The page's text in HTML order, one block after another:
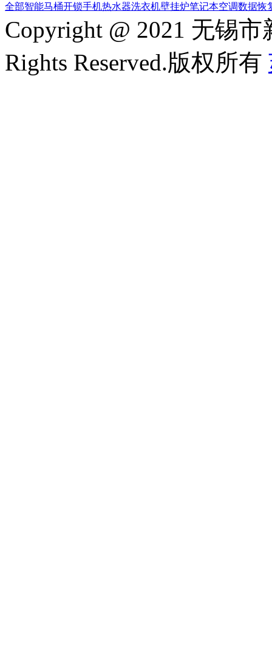
全部智能马桶开锁手机热水器洗衣机壁挂炉笔记本空调数据恢
Copyright @ 2021 无锡
Rights Reserved.版权所有